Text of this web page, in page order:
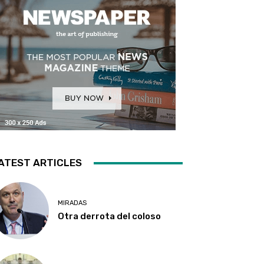
ARTICLES
MIRADAS
Otra derrota del coloso